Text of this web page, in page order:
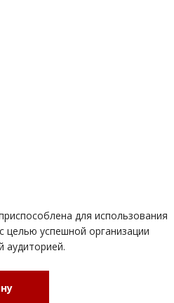
для использования
целью успешной организации
аудиторией.